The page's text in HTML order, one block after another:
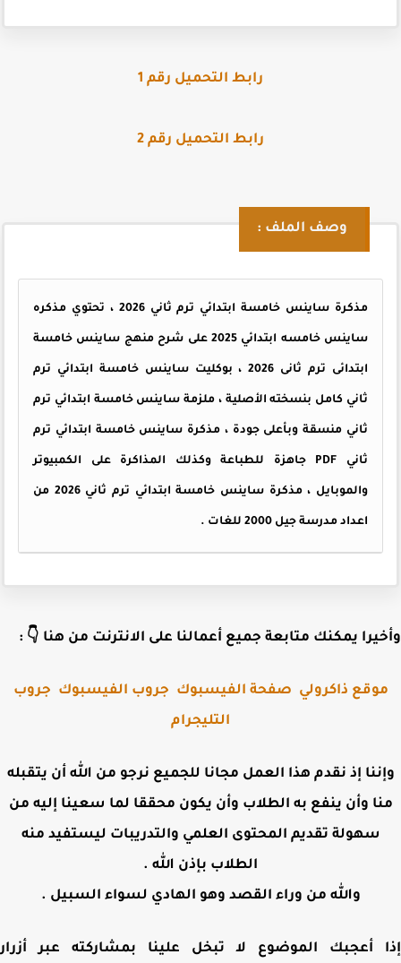
رابط التحميل رقم 1
رابط التحميل رقم 2
وصف الملف :
مذكرة ساينس خامسة ابتدائي ترم ثاني 2026 ، تحتوي مذكره
ساينس خامسه ابتدائي 2025 على شرح منهج ساينس خامسة
ابتدائى ترم ثانى 2026 ، بوكليت ساينس خامسة ابتدائي ترم
ثاني كامل بنسخته الأصلية ، ملزمة ساينس خامسة ابتدائي ترم
ثاني منسقة وبأعلى جودة ، مذكرة ساينس خامسة ابتدائي ترم
ثاني PDF جاهزة للطباعة وكذلك المذاكرة على الكمبيوتر
والموبايل ، مذكرة ساينس خامسة ابتدائي ترم ثاني 2026 من
اعداد مدرسة جيل 2000 للغات .
يمكنك متابعة جميع أعمالنا على الانترنت من هنا 👇 :
ذاكرولي صفحة الفيسبوك جروب الفيسبوك جروب
التليجرام
إذ نقدم هذا العمل مجانا للجميع نرجو من الله أن يتقبله
وأن ينفع به الطلاب وأن يكون محققا لما سعينا إليه من
سهولة تقديم المحتوى العلمي والتدريبات ليستفيد منه
الطلاب بإذن الله .
والله من وراء القصد وهو الهادي لسواء السبيل .
أعجبك الموضوع لا تبخل علينا بمشاركته عبر أزرار